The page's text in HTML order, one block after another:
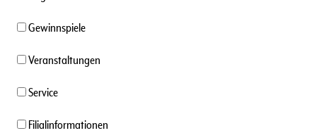
Gewinnspiele
Veranstaltungen
Service
Filialinformationen